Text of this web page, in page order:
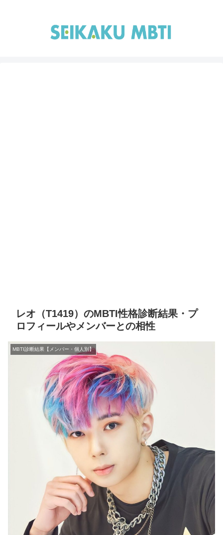
レオ（T1419）のMBTI性格診断結果・プ
ロフィールやメンバーとの相性
MBTI診断結果【メンバー・個人別】